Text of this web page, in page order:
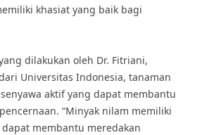
khasiat yang baik bagi
dilakukan oleh Dr. Fitriani,
Universitas Indonesia, tanaman
aktif yang dapat membantu
“Minyak nilam memiliki
membantu meredakan